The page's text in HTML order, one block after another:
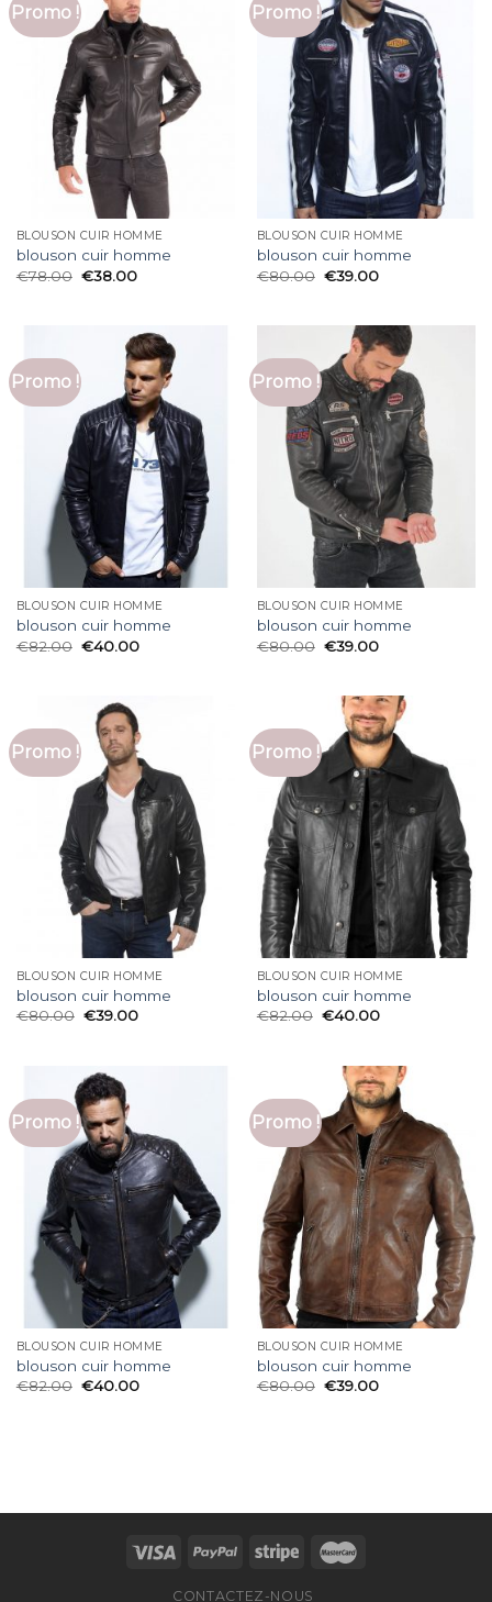
Promo !
BLOUSON CUIR HOMME
blouson cuir homme
€78.00 €38.00
Promo !
BLOUSON CUIR HOMME
blouson cuir homme
€80.00 €39.00
Promo !
BLOUSON CUIR HOMME
blouson cuir homme
€82.00 €40.00
Promo !
BLOUSON CUIR HOMME
blouson cuir homme
€80.00 €39.00
Promo !
BLOUSON CUIR HOMME
blouson cuir homme
€80.00 €39.00
Promo !
BLOUSON CUIR HOMME
blouson cuir homme
€82.00 €40.00
Promo !
BLOUSON CUIR HOMME
blouson cuir homme
€82.00 €40.00
Promo !
BLOUSON CUIR HOMME
blouson cuir homme
€80.00 €39.00
CONTACTEZ-NOUS